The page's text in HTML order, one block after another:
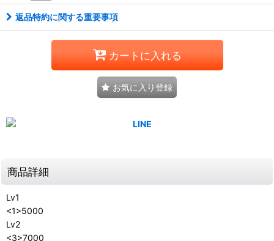
返品特約に関する重要事項
カートに入れる
お気に入り登録
商品詳細
Lv1
<1>5000
Lv2
<3>7000